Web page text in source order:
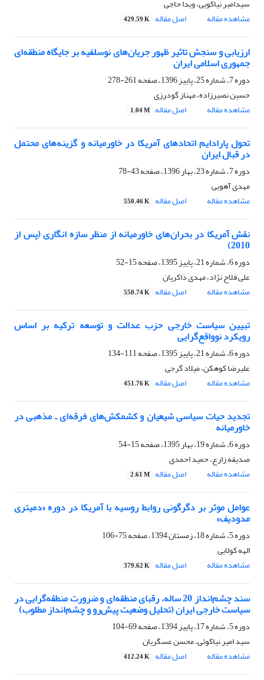
سیدامیر نیاکویی، ویدا حاجی
مشاهده مقاله
اصل مقاله 429.59 K
ارزیابی و سنجش تاثیر ظهور جریان‌های نوسلفیه بر جایگاه منطقه‌ای
‏جمهوری اسلامی ایران
دوره 7، شماره 25، پاییز 1396، صفحه
261-278
حسین نصیرزاده، مهناز گودرزی
مشاهده مقاله
اصل مقاله 1.04 M
تحول پارادایم اتحادهای آمریکا در خاورمیانه و گزینه‌های محتمل
در قبال ایران
دوره 7، شماره 23، بهار 1396، صفحه
43-78
مهدی آهویی
مشاهده مقاله
اصل مقاله 550.46 K
نقش آمریکا در بحران‌های خاورمیانه از منظر سازه انگاری (پس از
2010)
دوره 6، شماره 21، پاییز 1395، صفحه
15-52
علی فلاح نژاد، مهدی ذاکریان
مشاهده مقاله
اصل مقاله 550.74 K
تبیین سیاست خارجی حزب عدالت و توسعه ترکیه بر اساس
رویکرد نوواقع‌گرایی
دوره 6، شماره 21، پاییز 1395، صفحه
111-134
علیرضا کوهکن، میلاد گرجی
مشاهده مقاله
اصل مقاله 451.76 K
تجدید حیات سیاسی شیعیان و کشمکش‌های فرقه‌ای ـ مذهبی در
خاورمیانه
دوره 6، شماره 19، بهار 1395، صفحه
15-54
صدیقه زارع، حمید احمدی
مشاهده مقاله
اصل مقاله 2.61 M
عوامل موثر بر دگرگونی روابط روسیه با آمریکا در دوره «دمیتری
مدودیف»
دوره 5، شماره 18، زمستان 1394، صفحه
75-106
الهه کولایی
مشاهده مقاله
اصل مقاله 379.62 K
سند چشم‌انداز 20 ساله، رقبای منطقه‌ای و ضرورت منطقه‌گرایی در
سیاست خارجی ایران (تحلیل وضعیت پیش‌رو و چشم‌انداز مطلوب)
دوره 5، شماره 17، پاییز 1394، صفحه
69-104
سید امیر نیاکوئی، محسن عسگریان
مشاهده مقاله
اصل مقاله 412.24 K